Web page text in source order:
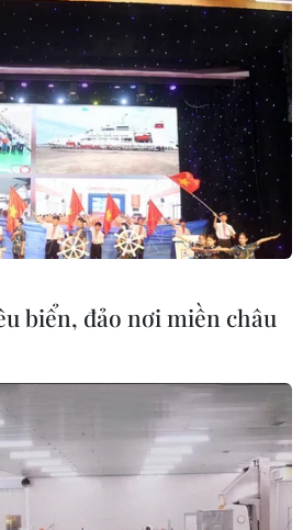
phòng, chống
đoan và biến đổi
ở khu dân cư
hại
XÃ VIỆT NAM
biển, đảo nơi miền châu